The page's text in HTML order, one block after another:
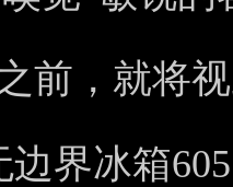
前，就将
界冰箱